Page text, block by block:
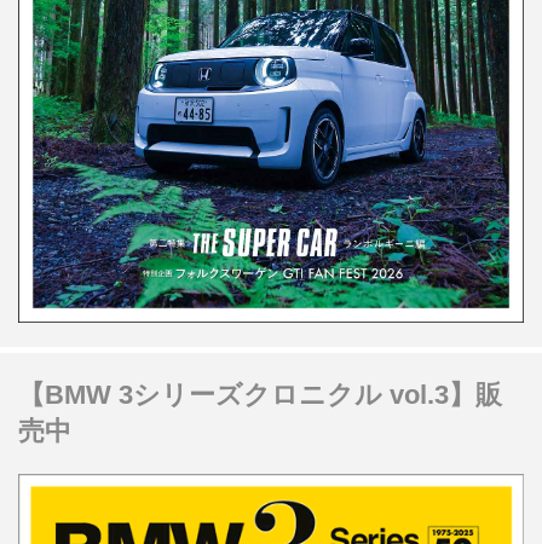
【BMW 3シリーズクロニクル vol.3】販
売中